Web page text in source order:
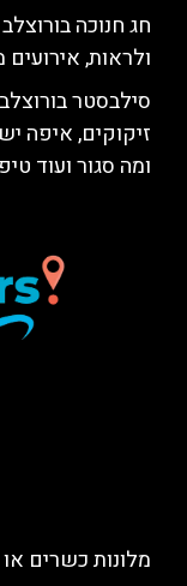
חג חנוכה
ולראות, אירועים
סילבסטר
זיקוקים, איפה
ומה סגור ועוד
מלונות כשרים